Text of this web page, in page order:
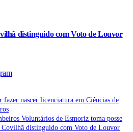
distinguido com Voto de Louvor
nascer licenciatura em Ciências de
Voluntários de Esmoriz toma posse
Covilhã distinguido com Voto de Louvor